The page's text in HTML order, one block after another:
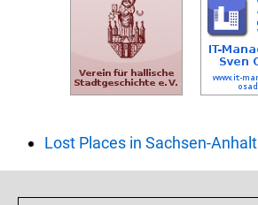
Lost Places in Sachsen-Anhalt